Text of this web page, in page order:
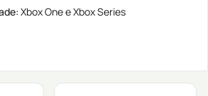
: Xbox One e Xbox Series